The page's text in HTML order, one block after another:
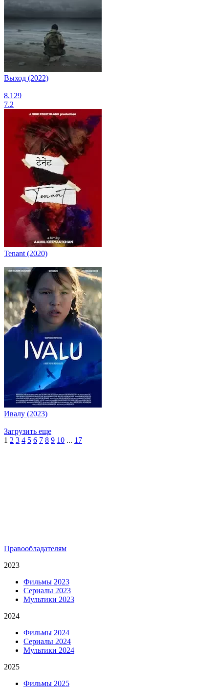
Выход (2022)
8.129
7.2
Tenant (2020)
Ивалу (2023)
Загрузить еще
1 2 3 4 5 6 7 8 9 10 ... 17
Правообладателям
2023
Фильмы 2023
Сериалы 2023
Мультики 2023
2024
Фильмы 2024
Сериалы 2024
Мультики 2024
2025
Фильмы 2025